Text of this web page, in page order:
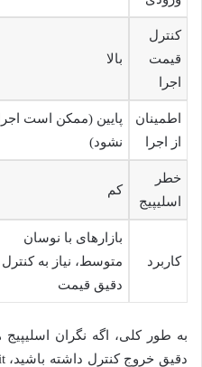
کنترل
قیمت
اجرا
بالا
اطمینان
از اجرا
پایین (ممکن است اجرا
نشود)
خطر
اسلیپیج
کم
کاربرد
بازارهای با نوسان
متوسط، نیاز به کنترل
دقیق قیمت
به طور کلی، اگه نگران